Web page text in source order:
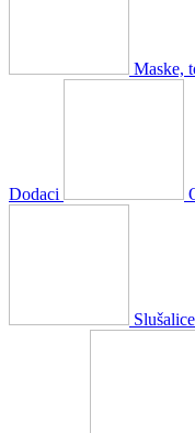
Maske,
Dodaci